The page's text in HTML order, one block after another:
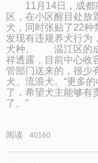
11月14日，成都
区，在小区醒目处放
犬，同时张贴了22种
发现有违规养犬行为
犬种。 温江区的成
祥透露，目前中心收
管部门送来的，很少
犬、流浪犬。“更多
了，希望犬主能够有
了。”
阅读 40160